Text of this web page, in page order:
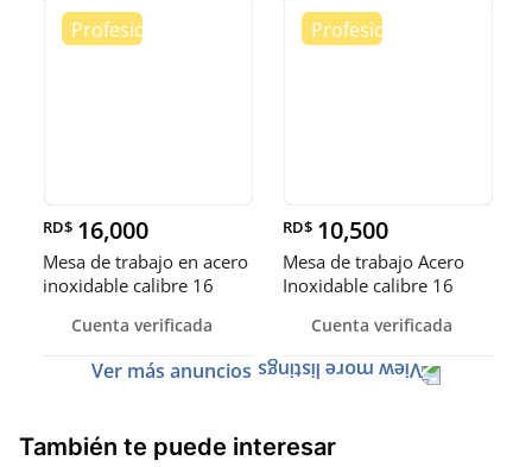
RD$ 16,000
Mesa de trabajo en acero
inoxidable calibre 16
Cuenta verificada
RD$ 10,500
Mesa de trabajo Acero
Inoxidable calibre 16
Cuenta verificada
Ver más anuncios
También te puede interesar